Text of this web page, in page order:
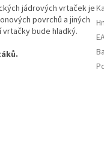
jádrových vrtaček je
povrchů a jiných
bude hladký.